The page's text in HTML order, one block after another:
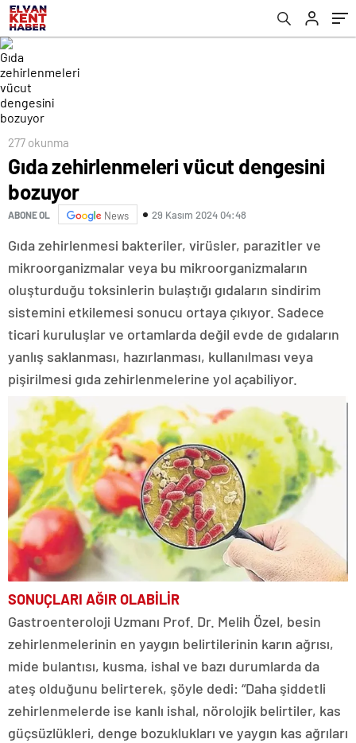
277 okunma
Gıda zehirlenmeleri vücut dengesini
bozuyor
ABONE OL News 29 Kasım 2024 04:48
Gıda zehirlenmesi bakteriler, virüsler, parazitler ve
mikroorganizmalar veya bu mikroorganizmaların
oluşturduğu toksinlerin bulaştığı gıdaların sindirim
sistemini etkilemesi sonucu ortaya çıkıyor. Sadece
ticari kuruluşlar ve ortamlarda değil evde de gıdaların
yanlış saklanması, hazırlanması, kullanılması veya
pişirilmesi gıda zehirlenmelerine yol açabiliyor.
SONUÇLARI AĞIR OLABİLİR
Gastroenteroloji Uzmanı Prof. Dr. Melih Özel, besin
zehirlenmelerinin en yaygın belirtilerinin karın ağrısı,
mide bulantısı, kusma, ishal ve bazı durumlarda da
ateş olduğunu belirterek, şöyle dedi: “Daha şiddetli
zehirlenmelerde ise kanlı ishal, nörolojik belirtiler, kas
güçsüzlükleri, denge bozuklukları ve yaygın kas ağrıları